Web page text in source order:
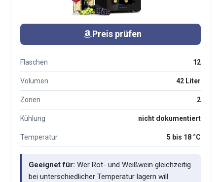
Preis prüfen
Flaschen 12
Volumen 42 Liter
Zonen 2
Kühlung nicht dokumentiert
Temperatur 5 bis 18 °C
Geeignet für: Wer Rot- und Weißwein gleichzeitig
bei unterschiedlicher Temperatur lagern will